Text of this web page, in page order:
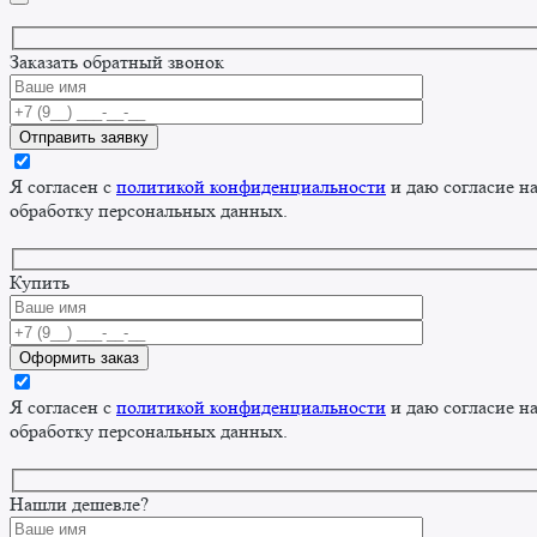
Заказать обратный звонок
Я согласен с политикой конфиденциальности и даю согласие на
обработку персональных данных.
Купить
Я согласен с политикой конфиденциальности и даю согласие на
обработку персональных данных.
Нашли дешевле?